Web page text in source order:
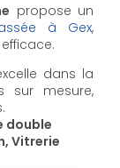
propose un
à Gex,
dans la
sur mesure,
double
Vitrerie